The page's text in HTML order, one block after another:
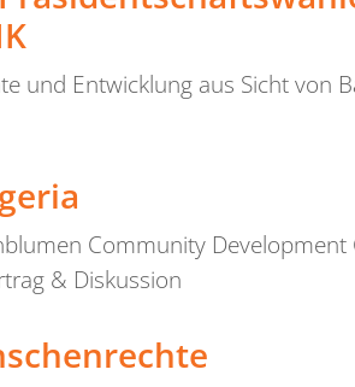
und Entwicklung aus Sicht von
Community
& Diskussion